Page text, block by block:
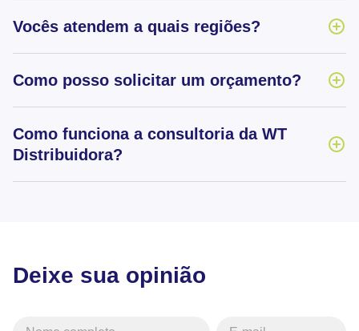
Vocês atendem a quais regiões?
Como posso solicitar um orçamento?
Como funciona a consultoria da WT
Distribuidora?
Deixe sua opinião